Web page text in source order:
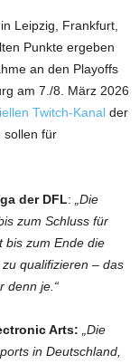
Leipzig, Frankfurt,
Punkte ergeben
an den Playoffs
am 7./8. März 2026
Twitch-Kanal der
sollen für
der DFL:
„Die
zum Schluss für
bis zum Ende die
qualifizieren – das
denn je.“
Arts:
„Die
in Deutschland,